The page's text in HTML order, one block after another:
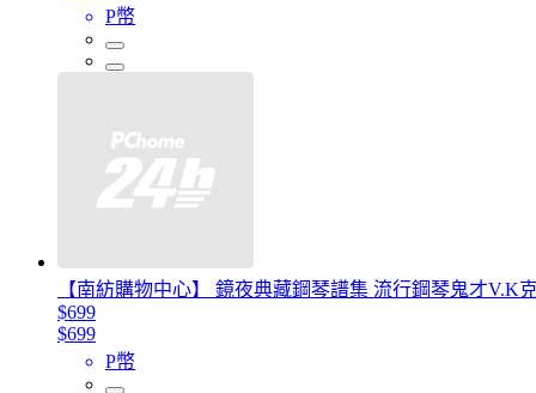
P幣
【南紡購物中心】 鏡夜典藏鋼琴譜集 流行鋼琴鬼才V.K
$699
$699
P幣